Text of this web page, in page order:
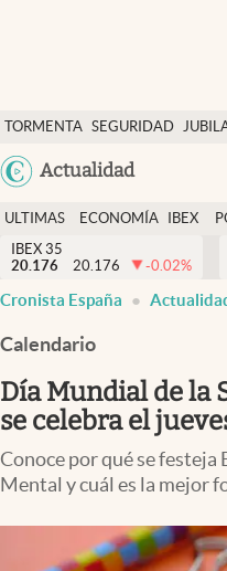
TORMENTA SEGURIDAD
Actualidad
Economía y finanzas
Política
Actualidad
Criptomonedas
España
ULTIMAS
NOTICIAS
ECONOMÍA
FINANZAS
IBEX
EURO
IBEX 35
20.176
20.176 -0.02%
Cronista España
Calendario
Día Mundial de la
se celebra el
Conoce por qué se festeja
Mental y cuál es la mejor